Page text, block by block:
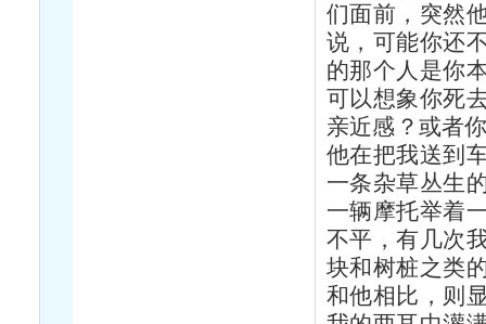
们面前，突然
说，可能你还
的那个人是你
可以想象你死
亲近感？或者
他在把我送到
一条杂草丛生
一辆摩托举着
不平，有几次
块和树桩之类
和他相比，则